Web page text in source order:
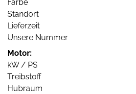
Farbe
Standort
Lieferzeit
Unsere Nummer
Motor:
kW / PS
Treibstoff
Hubraum